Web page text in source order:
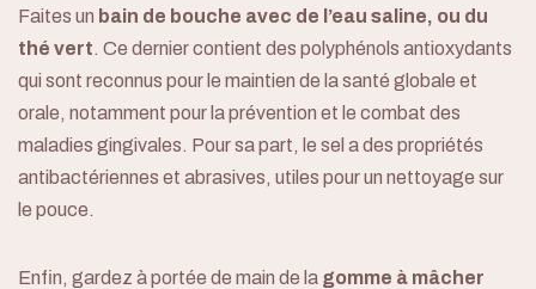
Faites un bain de bouche avec de l’eau saline, ou du
thé vert. Ce dernier contient des polyphénols antioxydants
qui sont reconnus pour le maintien de la santé globale et
orale, notamment pour la prévention et le combat des
maladies gingivales. Pour sa part, le sel a des propriétés
antibactériennes et abrasives, utiles pour un nettoyage sur
le pouce.
Enfin, gardez à portée de main de la gomme à mâcher